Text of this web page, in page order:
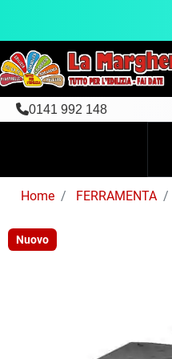
0141 992 148
Home FERRAMENTA
Nuovo